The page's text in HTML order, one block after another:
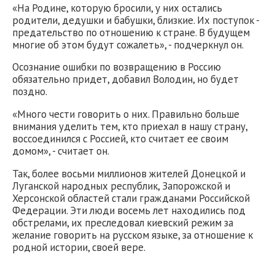
«На Родине, которую бросили, у них остались
родители, дедушки и бабушки, близкие. Их поступок -
предательство по отношению к стране. В будущем
многие об этом будут сожалеть», - подчеркнул он.
Осознание ошибки по возвращению в Россию
обязательно придет, добавил Володин, но будет
поздно.
«Много чести говорить о них. Правильно больше
внимания уделить тем, кто приехал в нашу страну,
воссоединился с Россией, кто считает ее своим
домом», - считает он.
Так, более восьми миллионов жителей Донецкой и
Луганской народных республик, Запорожской и
Херсонской областей стали гражданами Российской
Федерации. Эти люди восемь лет находились под
обстрелами, их преследовал киевский режим за
желание говорить на русском языке, за отношение к
родной истории, своей вере.